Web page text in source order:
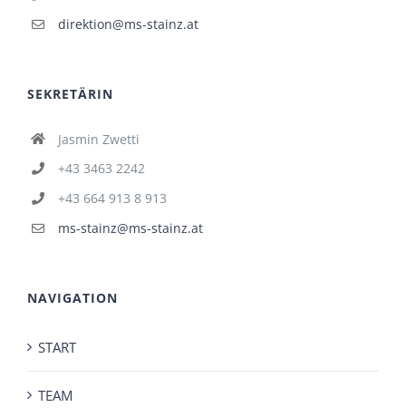
direktion@ms-stainz.at
SEKRETÄRIN
Jasmin Zwetti
+43 3463 2242
+43 664 913 8 913
ms-stainz@ms-stainz.at
NAVIGATION
START
TEAM